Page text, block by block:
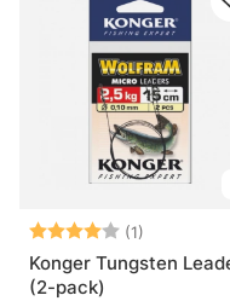
Betyg: (1)
4.0 utav
Konger Tungsten
(2-pack)